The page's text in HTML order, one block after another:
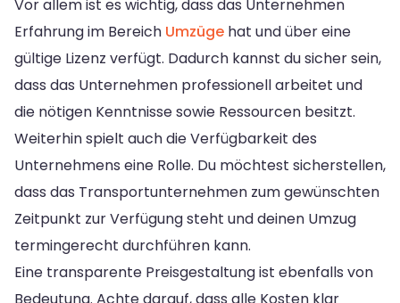
Vor allem ist es wichtig, dass das Unternehmen
Erfahrung im Bereich Umzüge hat und über eine
gültige Lizenz verfügt. Dadurch kannst du sicher sein,
dass das Unternehmen professionell arbeitet und
die nötigen Kenntnisse sowie Ressourcen besitzt.
Weiterhin spielt auch die Verfügbarkeit des
Unternehmens eine Rolle. Du möchtest sicherstellen,
dass das Transportunternehmen zum gewünschten
Zeitpunkt zur Verfügung steht und deinen Umzug
termingerecht durchführen kann.
Eine transparente Preisgestaltung ist ebenfalls von
Bedeutung. Achte darauf, dass alle Kosten klar